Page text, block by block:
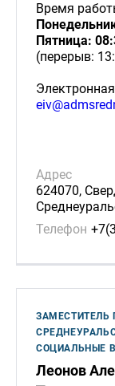
Время
Пятница:
(перерыв:
Адрес
624070,
Телефон
ЗАМЕСТИТЕЛЬ
СОЦИАЛЬНЫЕ
Леонов